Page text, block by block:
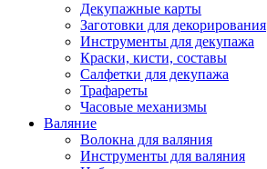
Декупажные карты
Заготовки для декорирования
Инструменты для декупажа
Краски, кисти, составы
Салфетки для декупажа
Трафареты
Часовые механизмы
Валяние
Волокна для валяния
Инструменты для валяния